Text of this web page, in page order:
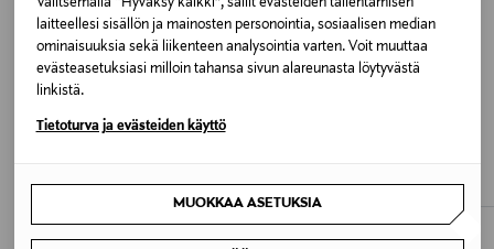
laitteellesi sisällön ja mainosten personointia, sosiaalisen median
ominaisuuksia sekä liikenteen analysointia varten. Voit muuttaa
evästeasetuksiasi milloin tahansa sivun alareunasta löytyvästä
linkistä.
Tietoturva ja evästeiden käyttö
MUOKKAA ASETUKSIA
DW6 SPACE BLUE
Valmistusmaa
ETUKUPONKITUOTE
Original Price
129,90 €
Original Price
94,90 €